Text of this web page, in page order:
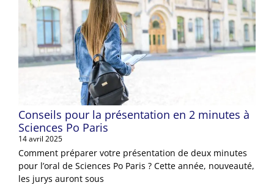
Conseils pour la présentation en 2 minutes à
Sciences Po Paris
14 avril 2025
Comment préparer votre présentation de deux minutes
pour l’oral de Sciences Po Paris ? Cette année, nouveauté,
les jurys auront sous